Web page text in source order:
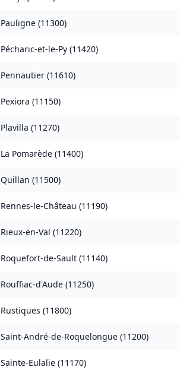
Pauligne (11300)
Pécharic-et-le-Py (11420)
Pennautier (11610)
Pexiora (11150)
Plavilla (11270)
La Pomarède (11400)
Quillan (11500)
Rennes-le-Château (11190)
Rieux-en-Val (11220)
Roquefort-de-Sault (11140)
Rouffiac-d'Aude (11250)
Rustiques (11800)
Saint-André-de-Roquelongue (11200)
Sainte-Eulalie (11170)